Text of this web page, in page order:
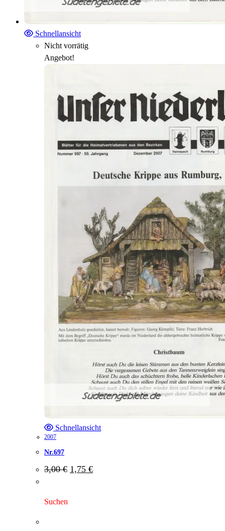
Schnellansicht
Nicht vorrätig
Angebot!
Schnellansicht
2007
Nr.697
3,00€ Ursprünglicher
Preis
1,75 €Aktueller
Preis
Suchen